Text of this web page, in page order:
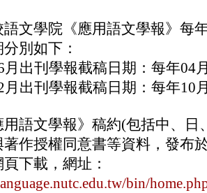
語文學院《應用語文學報》每
別如下：
月出刊學報截稿日期：每年04
月出刊學報截稿日期：每年10
用語文學報》稿約(包括中、日
著作授權同意書等資料，發布
下載，網址：
bin/